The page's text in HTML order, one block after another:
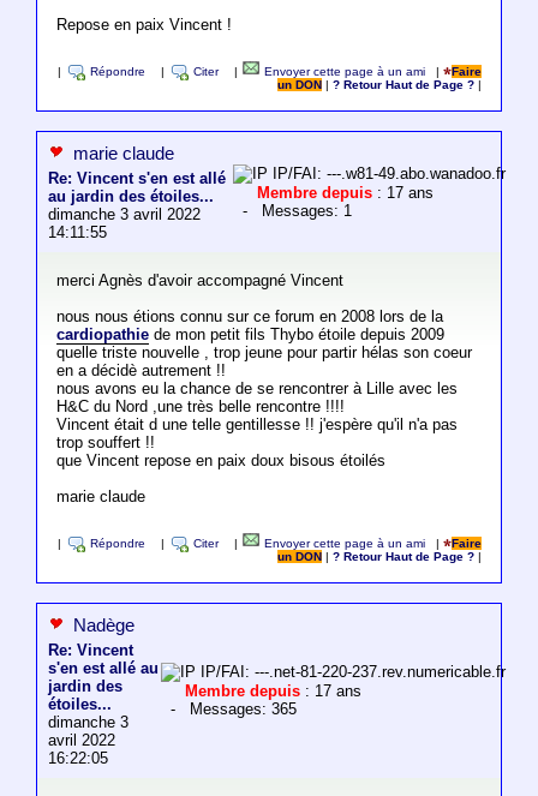
Repose en paix Vincent !
Répondre Citer Envoyer cette page à un ami |
Faire
un DON
|? Retour Haut de Page ?
marie claude
Re: Vincent s'en est allé
au jardin des étoiles...
dimanche 3 avril 2022
14:11:55
IP/FAI: ---.w81-49.abo.wanadoo.fr
Membre depuis : 17 ans
- Messages: 1
merci Agnès d'avoir accompagné Vincent
nous nous étions connu sur ce forum en 2008 lors de la
cardiopathiede mon petit fils Thybo étoile depuis 2009
quelle triste nouvelle , trop jeune pour partir hélas son coeur
en a décidè autrement !!
nous avons eu la chance de se rencontrer à Lille avec les
H&C du Nord ,une très belle rencontre !!!!
Vincent était d une telle gentillesse !! j'espère qu'il n'a pas
trop souffert !!
que Vincent repose en paix doux bisous étoilés
marie claude
Répondre Citer Envoyer cette page à un ami |
Faire
un DON
|? Retour Haut de Page ?
Nadège
Re: Vincent
s'en est allé au
jardin des
étoiles...
dimanche 3
avril 2022
16:22:05
IP/FAI: ---.net-81-220-237.rev.numericable.fr
Membre depuis : 17 ans
- Messages: 365